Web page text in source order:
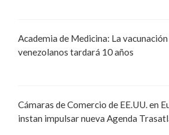
Academia de Medicina: La vacunación
venezolanos tardará 10 años
Cámaras de Comercio de EE.UU. en
instan impulsar nueva Agenda